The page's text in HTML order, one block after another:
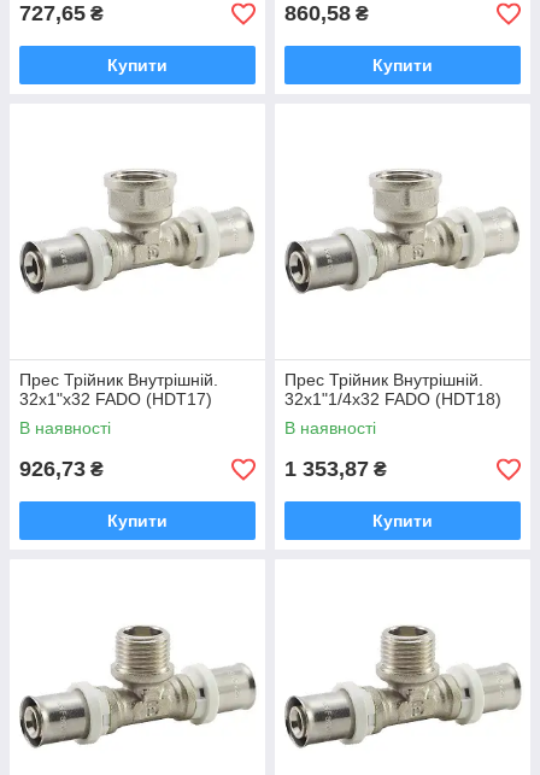
727,65 ₴
Купити
860,58 ₴
Купити
Прес Трійник Внутрішній.
32x1"x32 FADO (HDT17)
В наявності
926,73 ₴
Купити
Прес Трійник Внутрішній.
32x1"1/4x32 FADO (HDT18)
В наявності
1 353,87 ₴
Купити